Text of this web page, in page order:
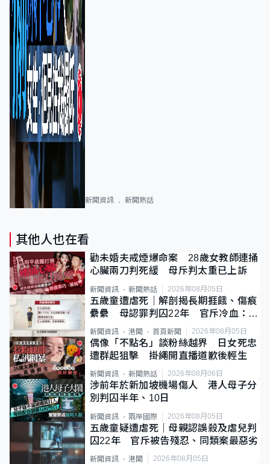
新聞資訊 新聞熱話
其他人也在看
勸未婚夫戒煙爆命案 28歲女教師連捅
心臟兩刀判死緩 母斥判太重已上訴
新聞資訊 新聞熱話 2026年08月05日
五歲童遭虐死｜解剖揭長期捱餓、傷痕
纍纍 母認罪判囚22年 官斥冷血：同
類案最惡劣
新聞資訊 港聞 首頁新聞 2026年08月05日
偶像「不點名」談粉絲越界 日女死忠
遭群起狙擊 掛繩開直播道歉後輕生
新聞資訊 新聞熱話 2026年08月06日
涉前年於新加坡機場傷人 港人母子分
別判囚半年、10日
新聞資訊 兩岸國際 2026年08月05日
五歲童疑遭虐死｜母親認誤殺及虐兒判
囚22年 官斥被告殘忍、同類案最惡劣
新聞資訊 港聞 2026年08月05日